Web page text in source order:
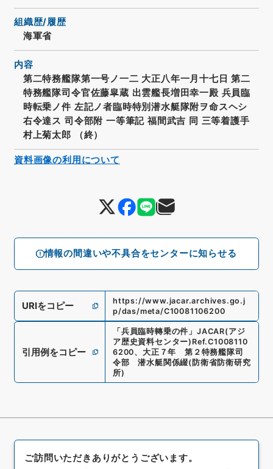
情報の間違いや不具合をセンターに知らせる
組織歴/履歴
海軍省
内容
第二特務艦隊第一号ノ一二 大正八年一月十七日 第二
特務艦隊司令官佐藤皐蔵 出雲艦長増田幸一殿 兵員臨
時転乗ノ件 左記ノ者臨時特別潜水艇隊附ヲ命スヘシ
右令達ス 司令部附 一等筆記 福間武吉 同 三等着護手
村上菊太郎 （終）
URIをコピー
https://www.jacar.archives.go.j
p/das/meta/C10081106200
引用例をコピー
「 兵員臨時轉乗の件 」 JACAR(アジ
ア歴史資料センター) Ref.C1008110
6200、 大正７年 第２特務艦隊司
令部 潜水艇関係綴( 防衛省防衛研究
所)
資料画像の利用について
ご訪問いただきありがとうございます。